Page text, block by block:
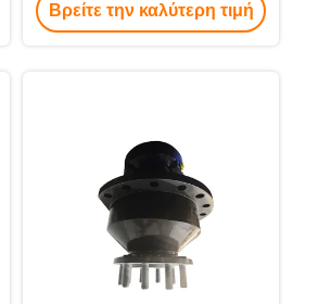
εφαρμογές κατασκευαστικών
Βρείτε την καλύτερη τιμή